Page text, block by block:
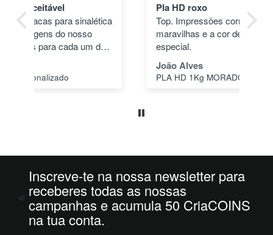
Pla HD roxo
Top. Impressões correram às mil
maravilhas e a cor deu um toque
especial.
PLA HD 1Kg MORADO WINKLE - LILÁS – WINKLE
Inscreve-te na nossa newsletter para
receberes todas as nossas
campanhas e acumula 50 CriaCOINS
na tua conta.